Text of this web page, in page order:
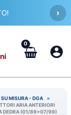
›
MISURA - DGA
»
ARIA ANTERIORI
DEDRA (01/89>07/99)